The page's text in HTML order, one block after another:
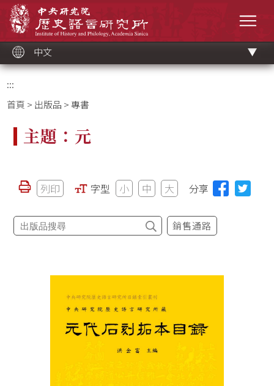
中文
:::
首頁 > 出版品 > 專書
主題：元
列印 字型 小 中 大 分享
銷售通路